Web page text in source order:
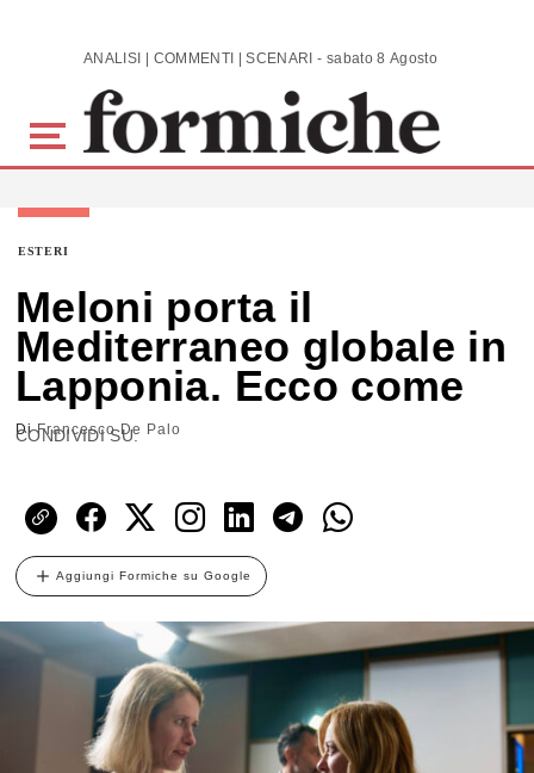
Skip to main content ANALISI | COMMENTI | SCENARI - sabato 8 Agosto 2026
ESTERI
Meloni porta il
Mediterraneo globale in
Lapponia. Ecco come
DiFrancesco De Palo
CONDIVIDI SU:
Aggiungi Formiche su Google